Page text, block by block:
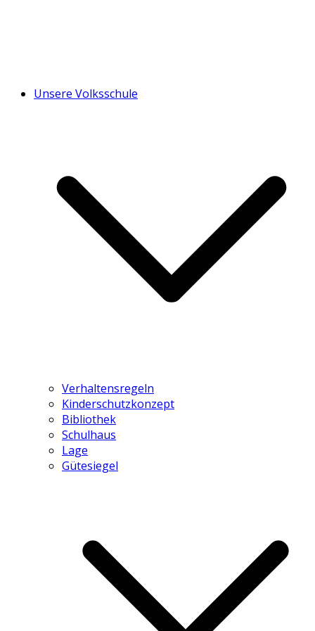
Unsere Volksschule
Verhaltensregeln
Kinderschutzkonzept
Bibliothek
Schulhaus
Lage
Gütesiegel